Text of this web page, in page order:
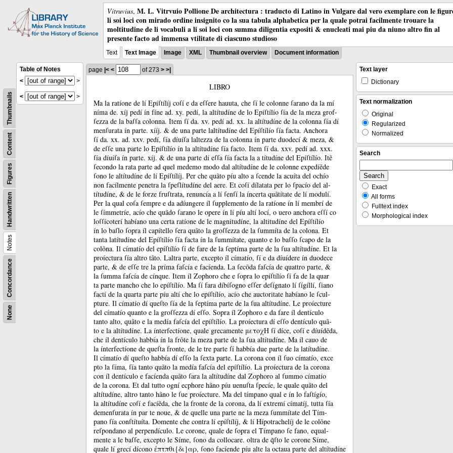
Vitruvius, M. L. Vitrvuio Pollione De architectura : traducto di Latino in Vulgare dal vero exemplare con le
li soi loci con mirado ordine insignito co la sua tabula alphabetica per la quale potrai facilmente trouare la
moltitudine de li vocabuli a li soi loci con summa diligentia expositi & enucleati mai piu da niuno altro fin al
presente facto ad immensa vtilitate di ciascuno studioso
Text Text Image Image XML Thumbnail overview Document information
None
Concordance
Notes
Handwritten
Figures
Content
Thumbnails
Table of Notes
<
>
< >
page |< < of 273 > >|
LIBRO
Ma la ratíone de lí Epíſtílíj coſí e da eſſere hauuta, che ſí le colonne ſarano da la mí
níma de. xíj pedí ín fíne ad. xy. pedí, la altítudíne de lo Epíſtílío ſía de la meza grof-
ſezza de la baſſa colonna. Item ſí da. xv. pedí ad. xx. la altítudíne de la colonna ſía dí
menſurata ín parte. xííj. & de una parte laltítudíne del Epíſtílío ſía facta. Anchora
ſí da. xx. ad. xxv. pedí, ſía díuíſa laltezza de la colonna ín parte duodecí & meza, &
de eſſe una parte lo Epíſtílío ín la altítudíne ſía facto. Item ſí da. xxv. pedí ad. xxx.
ſía díuíſa ín parte. xíj. & de una parte dí eſſa ſía facta la a títudíne del Epíſtílío. Itẽ
ſecondo la rata parte ad quel medemo modo dal altítudíne de le colonne expedíẽde
ſono le altítudíne de lí Epíſtílíj. Per che quãto píu alto a ſcende la acuíta del ochío
non facílmente penetra la ſpeſlítudíne del aere. Et coſí dílatata per lo ſpacío del al-
títudíne, & de le forze fruſtrata, renuncía a lí ſenſí la íncerta quãtítate de lí modulí.
Per la qual coſa ſempre e da adíungere íl ſupplemento de la ratíone ín lí membrí de
le ſímmetríe, acío che quãdo ſarano le opere ín lí píu altí locí, o uero anchora eſſí co
loſſícoterí habíano una certa ratíone de le magnitudíne, la altitudíne del Epíſtílío
ín lo baſlo ſopra íl capítello ſera quãto la groſſezza de la ſummíta de la colona. Et
tanta latítudíne del Epíſtílío ſía facta ín la ſummítate, quanto e lo baſſo ſcapo de la
colõna. Il címatío del epíſtílío ſí de fare de la ſeptíma parte de la ſua altítudíne. Et la
proíectura ſía altro tãto. Laltra parte, excepto íl címatío, ſí e da díuídere ín duodece
parte, & de eſſe tre la príma faſcía e facíenda. La ſecõda faſcía de quattro parte, &
la ſumma faſcía de cínque. Item íl Zophoro che e ſopra lo epíſtílío ſí fa de la quar
ta parte mancho che lo epíſtílío. Ma ſí fara díbíſogno eſſer deſígnato lí ſígíllí, ſiano
factí de la quarta parte píu altí che lo epíſtílío, acío che auctoritate habíano le ſcul-
pture. Il címatío dí queſto ſía de la ſeptíma parte de la ſua altítudíne. Le proíecture
del címatío quanto e la groſſezza dí eſſo. Sopra íl Zophoro e da fare íl dentículo
tanto alto, quãto e la medía faſcía del epíſtílío. La proíectura dí eſſo dentículo quã-
to e la altítudíne. La ínterfectíone, quale grecamente μετοχΗ ſí díce, coſí e díuídẽda,
che íl dentículo habbía ín la frõte la meza parte de la ſua altítudíne. Ma íl cauo de
la ínterfectíone de queſta fronte, de le tre parte ſí habbía due parte de la latítudíne.
Il címatío dí queſto habbía dí eſſo la ſexta parte. La corona con íl ſuo címatío, exce
pto la ſíma, ſía tanto quãto la medía faſcía del epíſtílío. La proíectura de la corona
con íl dentículo e facíenda quãto ſara la altítudíne dal Zophoro al ſummo címatío
de la corona. Et dal tutto ogní ecphore hãno píu uenuſta ſpecíe, le quale quãto del
altítudíne, altro tanto hãno le ſue proíecture. Ma del tímpano qual e ín lo faſtígío,
la altítudíne coſí e facíẽda, che la fronte de la corona, da lí extremí címatíj, tutta ſía
demenſurata ín par te noue, & de quelle una parte ne la meza ſummítate del Tím-
pano ſía conſtítuíta. Domente che contra lí epíſtílíj, & lí Hípotrachelíj de le colõne
reſpondano al perpendículo. Le corone, quale de ſopra el Tímpano ſe fano, equal-
mente a le baſſe, excepto le Síme, ſono da collocare. oltra de q̃ſto le corone Síme,
quale lí grecí dícono ἐπτπθι{δι}αρ, ſono facíende píu alte la octaua parte del altítudíne
Text layer
Dictionary
Text normalization
Original
Regularized
Normalized
Search
Exact
All forms
Fulltext index
Morphological index